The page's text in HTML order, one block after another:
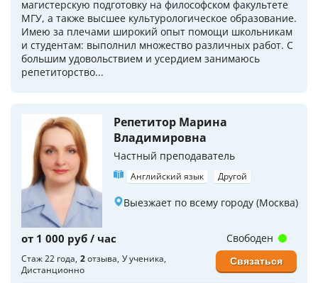
магистерскую подготовку на философском факультете
МГУ, а также высшее культурологическое образование.
Имею за плечами широкий опыт помощи школьникам
и студентам: выполнил множество различных работ. С
большим удовольствием и усердием занимаюсь
репетиторство...
Репетитор Марина
Владимировна
Частный преподаватель
Английский язык Другой
Выезжает по всему городу (Москва)
от 1 000 руб / час
Стаж 22 года 2отзыва У ученика
Дистанционно
Свободен
Связаться